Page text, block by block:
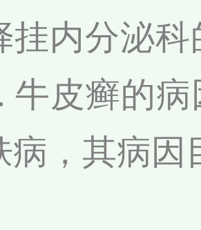
挂内分泌
牛皮癣的
病，其病因